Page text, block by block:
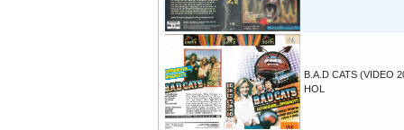
B.A.D CATS (VIDEO
HOL